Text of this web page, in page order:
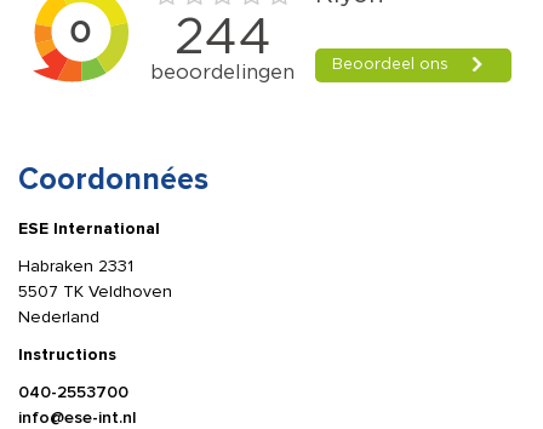
Coordonnées
ESE International
Habraken 2331
5507 TK Veldhoven
Nederland
Instructions
040-2553700
info@ese-int.nl